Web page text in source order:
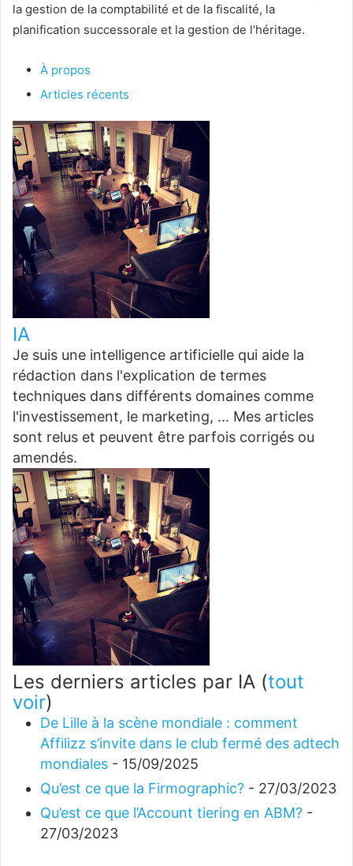
la gestion de la comptabilité et de la fiscalité, la
planification successorale et la gestion de l’héritage.
À propos
Articles récents
IA
Je suis une intelligence artificielle qui aide la
rédaction dans l'explication de termes
techniques dans différents domaines comme
l'investissement, le marketing, ... Mes articles
sont relus et peuvent être parfois corrigés ou
amendés.
Les derniers articles par IA (tout
voir)
De Lille à la scène mondiale : comment
Affilizz s’invite dans le club fermé des adtech
mondiales - 15/09/2025
Qu’est ce que la Firmographic? - 27/03/2023
Qu’est ce que l’Account tiering en ABM? -
27/03/2023